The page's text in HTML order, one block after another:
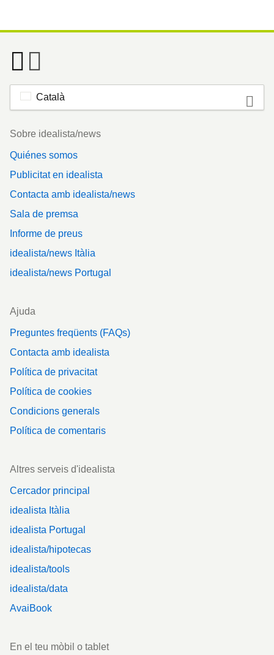
Català
Footer
Sobre idealista/news
Quiénes somos
Publicitat en idealista
Contacta amb idealista/news
Sala de premsa
Informe de preus
idealista/news Itàlia
idealista/news Portugal
Ajuda
Preguntes freqüents (FAQs)
Contacta amb idealista
Política de privacitat
Política de cookies
Condicions generals
Política de comentaris
Altres serveis d'idealista
Cercador principal
idealista Itàlia
idealista Portugal
idealista/hipotecas
idealista/tools
idealista/data
AvaiBook
En el teu mòbil o tablet